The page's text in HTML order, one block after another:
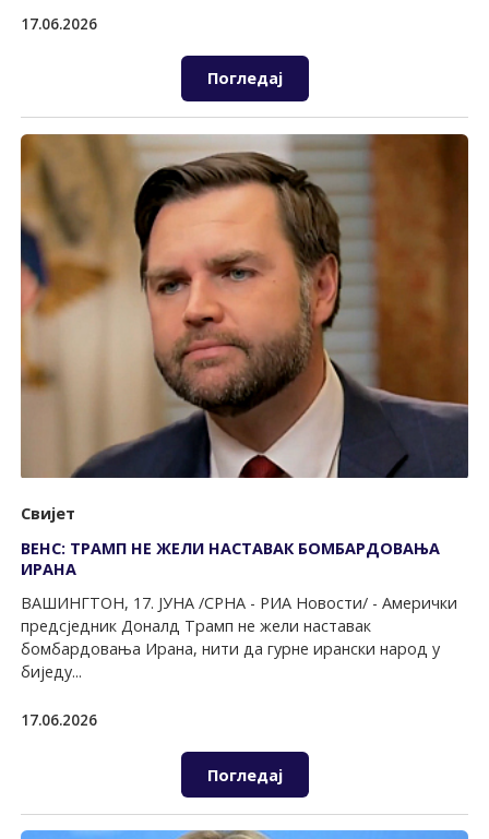
17.06.2026
Погледај
Свијет
ВЕНС: ТРАМП НЕ ЖЕЛИ НАСТАВАК БОМБАРДОВАЊА
ИРАНА
ВАШИНГТОН, 17. ЈУНА /СРНА - РИА Новости/ - Амерички
предсједник Доналд Трамп не жели наставак
бомбардовања Ирана, нити да гурне ирански народ у
биједу...
17.06.2026
Погледај